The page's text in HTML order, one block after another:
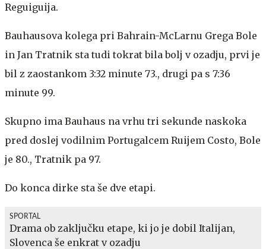
Reguiguija.
Bauhausova kolega pri Bahrain-McLarnu Grega Bole
in Jan Tratnik sta tudi tokrat bila bolj v ozadju, prvi je
bil z zaostankom 3:32 minute 73., drugi pa s 7:36
minute 99.
Skupno ima Bauhaus na vrhu tri sekunde naskoka
pred doslej vodilnim Portugalcem Ruijem Costo, Bole
je 80., Tratnik pa 97.
Do konca dirke sta še dve etapi.
SPORTAL
Drama ob zaključku etape, ki jo je dobil Italijan,
Slovenca še enkrat v ozadju